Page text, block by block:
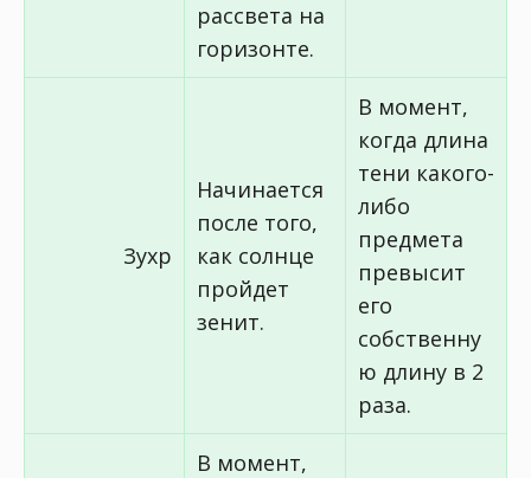
рассвета на
горизонте.
Зухр
Начинается
после того,
как солнце
пройдет
зенит.
В момент,
когда длина
тени какого-
либо
предмета
превысит
его
собственну
ю длину в 2
раза.
В момент,